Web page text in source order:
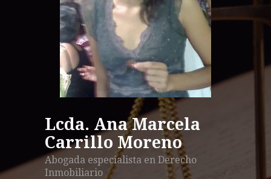
Lcda. Ana Marcela
Carrillo Moreno
Abogada especialista en Derecho
Inmobiliario